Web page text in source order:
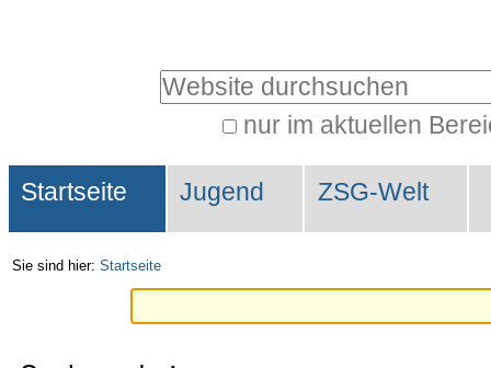
Direkt
zur
Navigation
Website durchsuchen
nur im aktuellen
Suche…
Sektionen
Startseite Jugend ZSG-Welt
Sie sind hier: Startseite